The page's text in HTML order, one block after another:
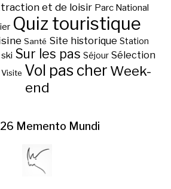
et de loisir Parc National
Quiz touristique
Santé Site historique Station
Sur les pas Séjour Sélection
Visite Vol pas cher Week-
end
Memento Mundi